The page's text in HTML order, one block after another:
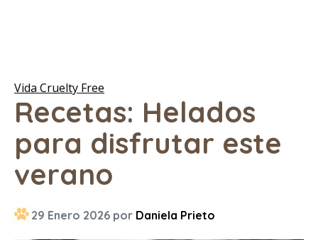
Vida Cruelty Free
Recetas: Helados
para disfrutar este
verano
29 Enero 2026 por Daniela Prieto